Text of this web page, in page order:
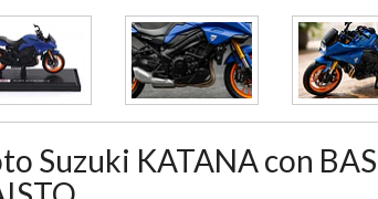
Suzuki KATANA con